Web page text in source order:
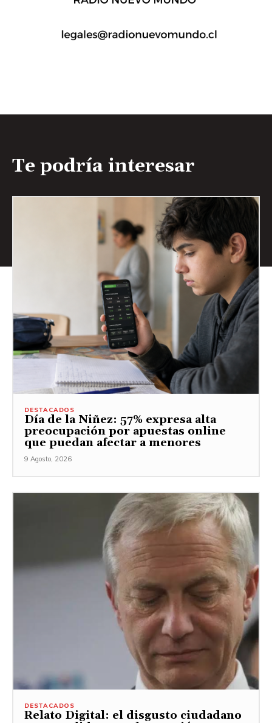
Te podría interesar
DESTACADOS
Día de la Niñez: 57% expresa alta
preocupación por apuestas online
que puedan afectar a menores
9 Agosto, 2026
DESTACADOS
Relato Digital: el disgusto ciudadano